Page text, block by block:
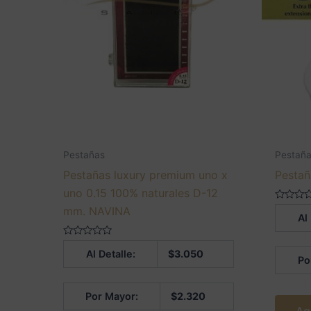
Pestañas
Pestañas luxury premium uno x
uno 0.15 100% naturales D-12
mm. NAVINA
Al Detalle: $3.050
Por Mayor: $2.320
Al